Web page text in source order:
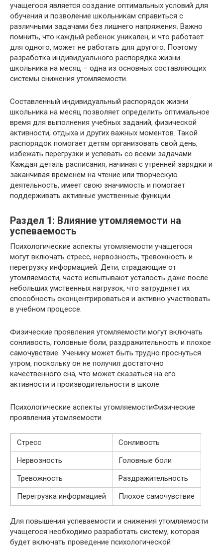
учащегося является создание оптимальных условий для
обучения и позволение школьникам справиться с
различными задачами без лишнего напряжения. Важно
помнить, что каждый ребенок уникален, и что работает
для одного, может не работать для другого. Поэтому
разработка индивидуального распорядка жизни
школьника на месяц – одна из основных составляющих
системы снижения утомляемости.
Составленный индивидуальный распорядок жизни
школьника на месяц позволяет определить оптимальное
время для выполнения учебных заданий, физической
активности, отдыха и других важных моментов. Такой
распорядок помогает детям организовать свой день,
избежать перегрузки и успевать со всеми задачами.
Каждая деталь расписания, начиная с утренней зарядки и
заканчивая временем на чтение или творческую
деятельность, имеет свою значимость и помогает
поддерживать активные умственные функции.
Раздел 1: Влияние утомляемости на
успеваемость
Психологические аспекты утомляемости учащегося
могут включать стресс, нервозность, тревожность и
перегрузку информацией. Дети, страдающие от
утомляемости, часто испытывают усталость даже после
небольших умственных нагрузок, что затрудняет их
способность сконцентрироваться и активно участвовать
в учебном процессе.
Физические проявления утомляемости могут включать
сонливость, головные боли, раздражительность и плохое
самочувствие. Ученику может быть трудно проснуться
утром, поскольку он не получил достаточно
качественного сна, что может сказаться на его
активности и производительности в школе.
Психологические аспекты утомляемостиФизические
проявления утомляемости
Стресс
Сонливость
Нервозность
Головные боли
Тревожность
Раздражительность
Перегрузка информацией
Плохое самочувствие
Для повышения успеваемости и снижения утомляемости
учащегося необходимо разработать систему, которая
будет включать проведение психологической